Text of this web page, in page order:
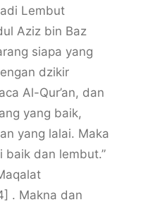
Lembut
Aziz bin Baz
dzikir
Al-Qur’an, dan
yang baik,
yang lalai. Maka
baik dan lembut.”
. Makna dan